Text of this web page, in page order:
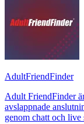
AdultFriendFinder
Adult FriendFinder
avslappnade
genom chatt och live